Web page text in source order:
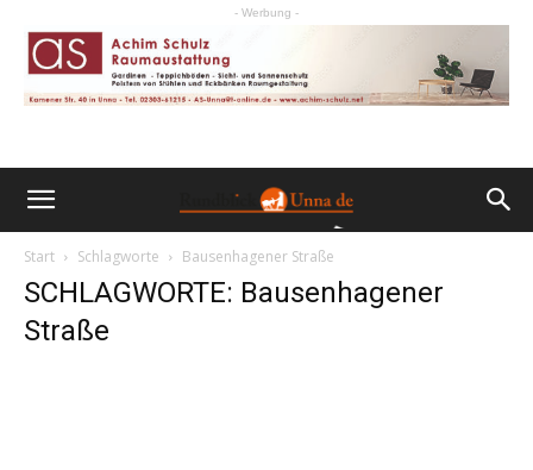
- Werbung -
Start Schlagworte Bausenhagener Straße
SCHLAGWORTE: Bausenhagener
Straße